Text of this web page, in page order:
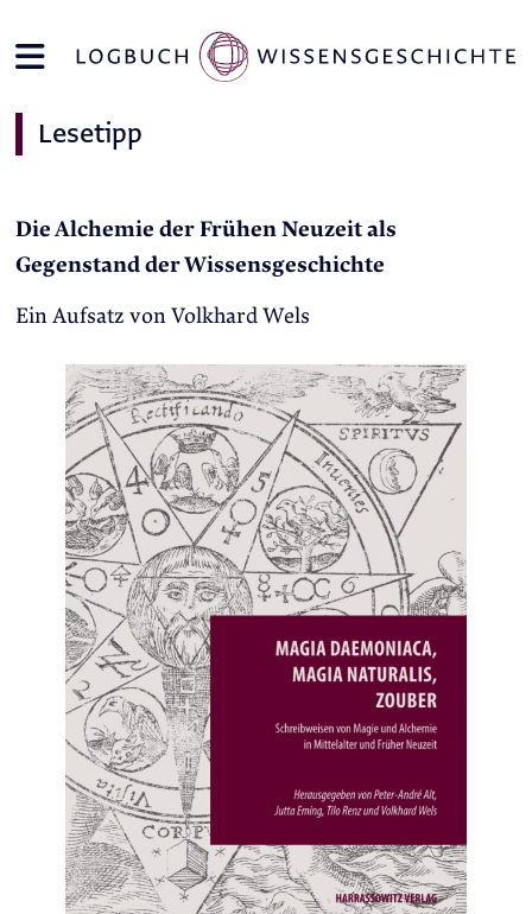
Lesetipp
Die Alchemie der Frühen Neuzeit als
Gegenstand der Wissensgeschichte
Ein Aufsatz von Volkhard Wels